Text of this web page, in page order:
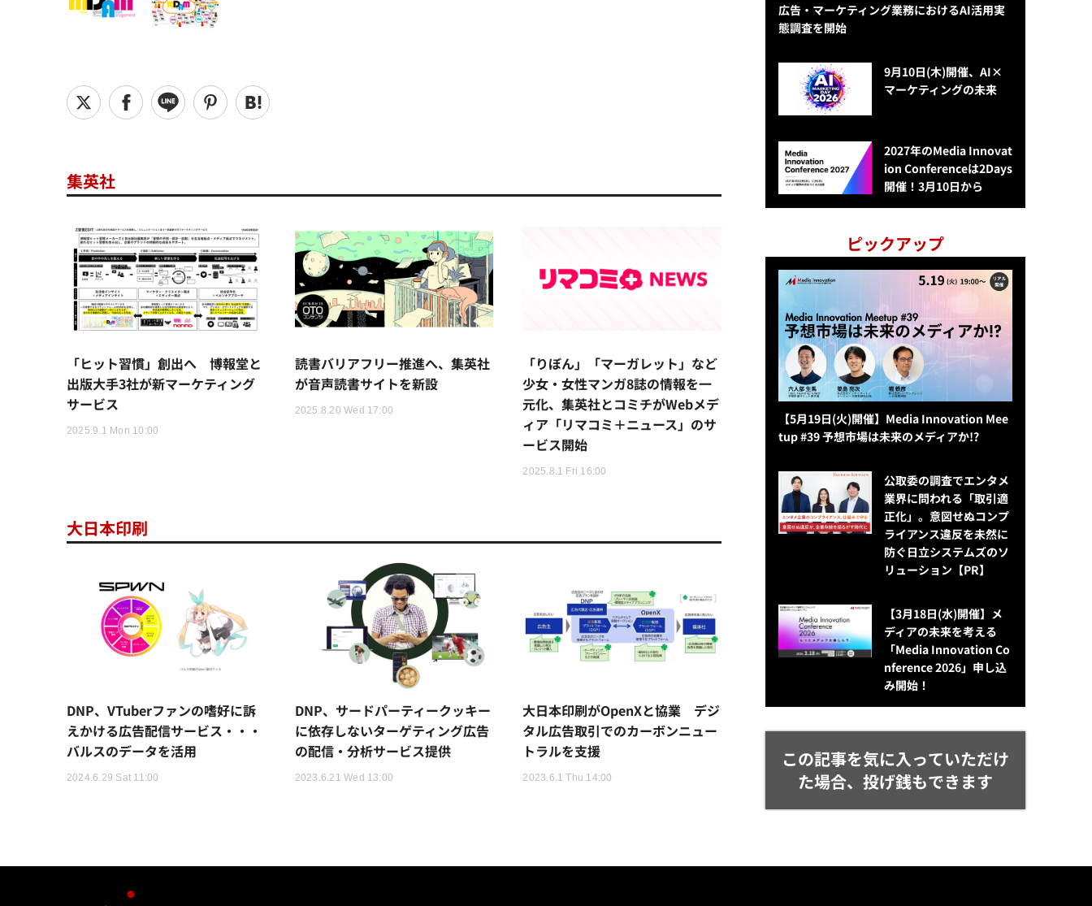
集英社
「ヒット習慣」創出へ 博報堂と
出版大手3社が新マーケティング
サービス
2025.9.1 Mon 10:00
読書バリアフリー推進へ、集英社
が音声読書サイトを新設
2025.8.20 Wed 17:00
「りぼん」「マーガレット」など
少女・女性マンガ8誌の情報を一
元化、集英社とコミチがWebメデ
ィア「リマコミ＋ニュース」のサ
ービス開始
2025.8.1 Fri 16:00
大日本印刷
DNP、VTuberファンの嗜好に訴
えかける広告配信サービス・・・
バルスのデータを活用
2024.6.29 Sat 11:00
DNP、サードパーティークッキー
に依存しないターゲティング広告
の配信・分析サービス提供
2023.6.21 Wed 13:00
大日本印刷がOpenXと協業 デジ
タル広告取引でのカーボンニュー
トラルを支援
2023.6.1 Thu 14:00
広告・マーケティング業務におけるAI活用実
態調査を開始
9月10日(木)開催、AI×
マーケティングの未来
2027年のMedia Innovat
ion Conferenceは2Days
開催！3月10日から
ピックアップ
【5月19日(火)開催】Media Innovation Mee
tup #39 予想市場は未来のメディアか!?
公​​取委の調査でエンタメ
業界に問われる「取引適
正化」。意図せぬコンプ
ライアンス違反を未然に
防ぐ日立システムズのソ
リューション​【PR】
【3月18日(水)開催】メ
ディアの未来を考える
「Media Innovation Co
nference 2026」申し込
み開始！
この記事を気に入っていただけ
た場合、投げ銭もできます